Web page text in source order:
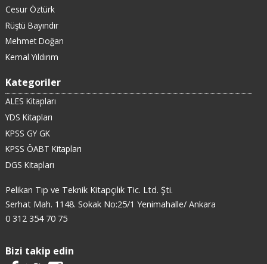
Cesur Öztürk
Rüştü Bayındır
Mehmet Doğan
Kemal Yıldırım
Kategoriler
ALES Kitapları
YDS Kitapları
KPSS GY GK
KPSS ÖABT Kitapları
DGS Kitapları
Pelikan Tıp ve Teknik Kitapçılık Tic. Ltd. Şti.
Serhat Mah. 1148. Sokak No:25/1 Yenimahalle/ Ankara
0 312 354 70 75
Bizi takip edin